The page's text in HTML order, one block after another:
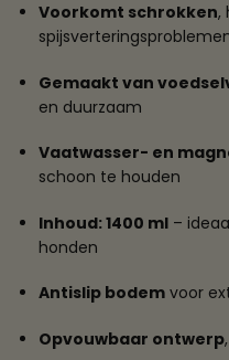
Voorkomt schrokken,
Gemaakt van
en duurzaam
Vaatwasser- en
schoon te houden
Inhoud: 1400 ml –
honden
Antislip bodem voor
Opvouwbaar ontwerp